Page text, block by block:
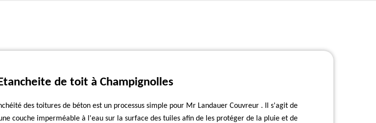
de toit à Champignolles
des toitures de béton est un processus simple pour Mr Landauer Couvreur . Il s'agit de
couche imperméable à l'eau sur la surface des tuiles afin de les protéger de la pluie et de